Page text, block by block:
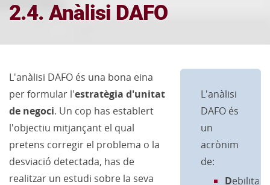
2.4. Anàlisi DAFO
L'anàlisi
DAFO és
un
acrònim
de:
D
L'anàlisi DAFO és una bona eina
per formular l'estratègia d'unitat
de negoci. Un cop has establert
l'objectiu mitjançant el qual
pretens corregir el problema o la
desviació detectada, has de
realitzar un estudi sobre la seva